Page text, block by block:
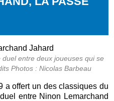
entre deux joueuses qui se
Photos : Nicolas Barbeau
a offert un des classiques du
entre Ninon Lemarchand